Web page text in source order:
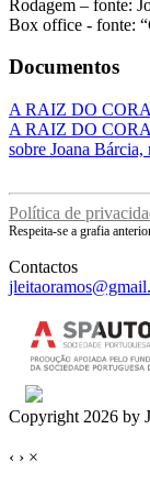
Rodagem – fonte:
Box office - fonte:
Documentos
A RAIZ DO
A RAIZ DO
sobre Joana
Política de
Respeita-se a grafia
Contactos
Copyright 2026 by
‹ › ×